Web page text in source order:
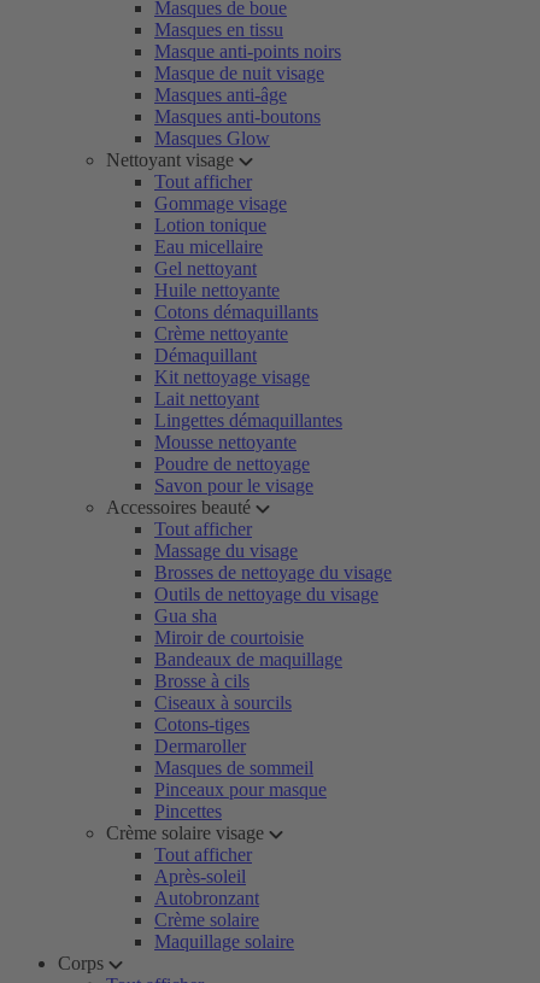
Masques de boue
Masques en tissu
Masque anti-points noirs
Masque de nuit visage
Masques anti-âge
Masques anti-boutons
Masques Glow
Nettoyant visage
Tout afficher
Gommage visage
Lotion tonique
Eau micellaire
Gel nettoyant
Huile nettoyante
Cotons démaquillants
Crème nettoyante
Démaquillant
Kit nettoyage visage
Lait nettoyant
Lingettes démaquillantes
Mousse nettoyante
Poudre de nettoyage
Savon pour le visage
Accessoires beauté
Tout afficher
Massage du visage
Brosses de nettoyage du visage
Outils de nettoyage du visage
Gua sha
Miroir de courtoisie
Bandeaux de maquillage
Brosse à cils
Ciseaux à sourcils
Cotons-tiges
Dermaroller
Masques de sommeil
Pinceaux pour masque
Pincettes
Crème solaire visage
Tout afficher
Après-soleil
Autobronzant
Crème solaire
Maquillage solaire
Corps